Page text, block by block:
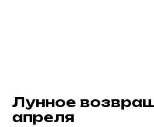
Лунное
апреля